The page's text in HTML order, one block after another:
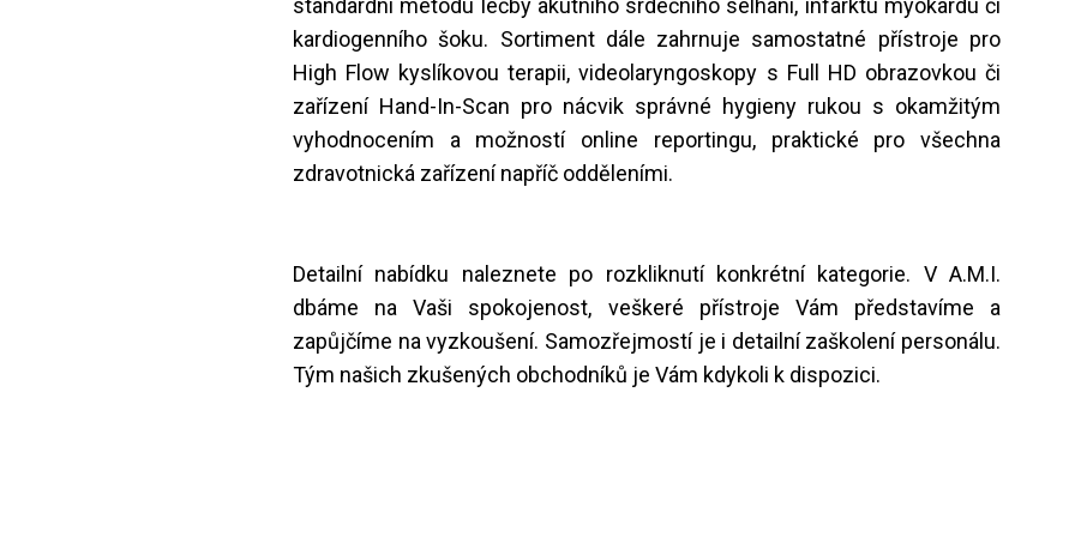
standardní metodu léčby akutního srdečního selhání, infarktu myokardu či
kardiogenního šoku. Sortiment dále zahrnuje samostatné přístroje pro
High Flow kyslíkovou terapii, videolaryngoskopy s Full HD obrazovkou či
zařízení Hand-In-Scan pro nácvik správné hygieny rukou s okamžitým
vyhodnocením a možností online reportingu, praktické pro všechna
zdravotnická zařízení napříč odděleními.
Detailní nabídku naleznete po rozkliknutí konkrétní kategorie. V A.M.I.
dbáme na Vaši spokojenost, veškeré přístroje Vám představíme a
zapůjčíme na vyzkoušení. Samozřejmostí je i detailní zaškolení personálu.
Tým našich zkušených obchodníků je Vám kdykoli k dispozici.